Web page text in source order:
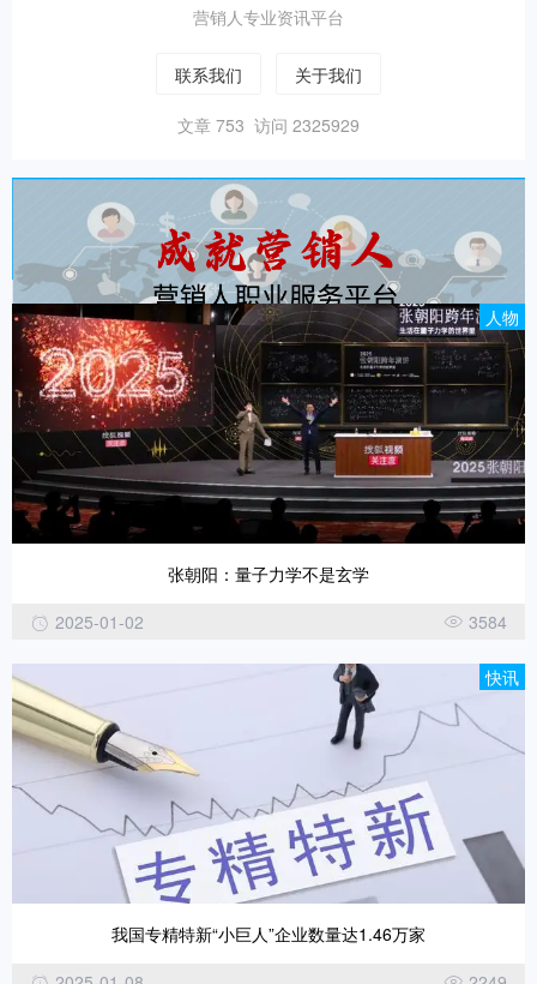
营销人专业资讯平台
联系我们 关于我们
文章 753 访问 2325929
人物
张朝阳：量子力学不是玄学
2025-01-02
3584
快讯
我国专精特新“小巨人”企业数量达1.46万家